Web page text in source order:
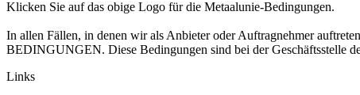
Klicken Sie auf das obige Logo für die Metaalunie-Bedingungen.
In allen Fällen, in denen wir als Anbieter oder Auftragnehmer
BEDINGUNGEN. Diese Bedingungen sind bei der Geschäftsstelle
Links